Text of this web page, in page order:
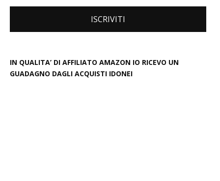
IN QUALITA’ DI AFFILIATO AMAZON IO RICEVO UN
GUADAGNO DAGLI ACQUISTI IDONEI